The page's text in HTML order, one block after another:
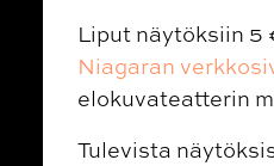
Liput näytöksiin 5
Niagaran
elokuvateatterin
Tulevista